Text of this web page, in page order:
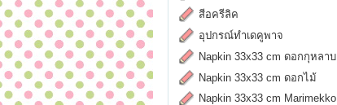
สีอครีลิค
อุปกรณ์ทำเดคูพาจ
Napkin 33x33 cm ดอกกุหลาบ
Napkin 33x33 cm ดอกไม้
Napkin 33x33 cm Marimekko